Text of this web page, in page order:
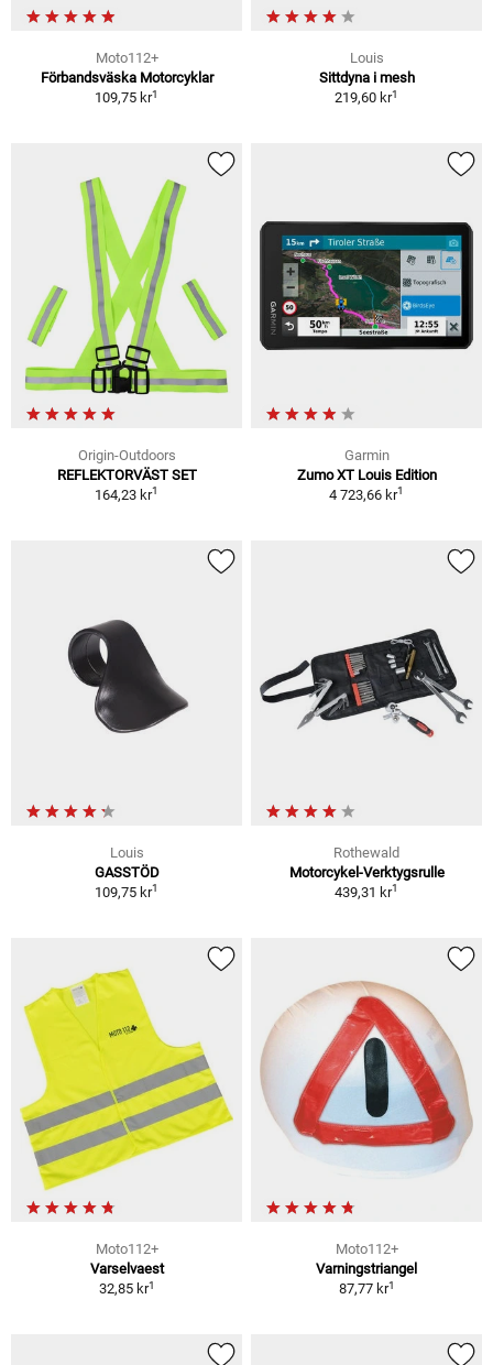
Moto112+
Förbandsväska Motorcyklar
109,75 kr1
Louis
Sittdyna i mesh
219,60 kr1
Origin-Outdoors
REFLEKTORVÄST SET
164,23 kr1
Garmin
Zumo XT Louis Edition
4 723,66 kr1
Louis
GASSTÖD
109,75 kr1
Rothewald
Motorcykel-Verktygsrulle
439,31 kr1
Moto112+
Varselvaest
32,85 kr1
Moto112+
Varningstriangel
87,77 kr1